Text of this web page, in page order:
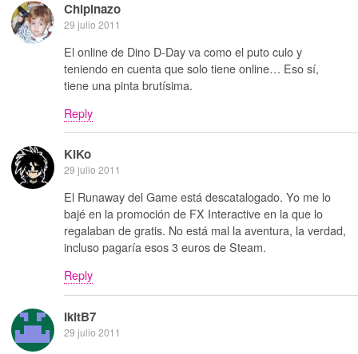
Chipinazo
29 julio 2011
El online de Dino D-Day va como el puto culo y
teniendo en cuenta que solo tiene online… Eso sí,
tiene una pinta brutísima.
Reply
KiKo
29 julio 2011
El Runaway del Game está descatalogado. Yo me lo
bajé en la promoción de FX Interactive en la que lo
regalaban de gratis. No está mal la aventura, la verdad,
incluso pagaría esos 3 euros de Steam.
Reply
IkitB7
29 julio 2011